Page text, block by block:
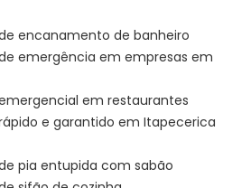
encanamento de banheiro
emergência em empresas em
em restaurantes
e garantido em Itapecerica
pia entupida com sabão